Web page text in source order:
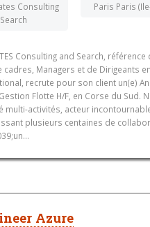
Consulting
Paris Paris
Consulting and Search, référence
Managers et de Dirigeants
recrute pour son client un(e)
Flotte H/F, en Corse du Sud.
multi-activités, acteur
plusieurs centaines de
Azure